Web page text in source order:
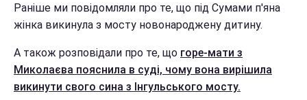
Раніше ми повідомляли про те, що під Сумами п'яна
жінка викинула з мосту новонароджену дитину.
А також розповідали про те, що горе-мати з
Миколаєва пояснила в суді, чому вона вирішила
викинути свого сина з Інгульського мосту.